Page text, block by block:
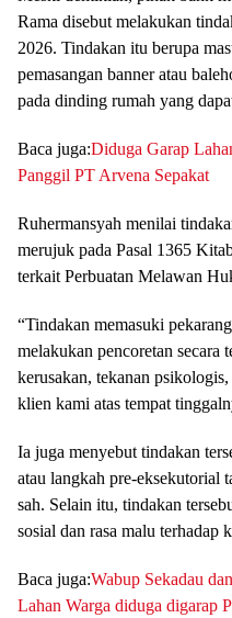
Rama disebut melakukan
2026. Tindakan itu berupa
pemasangan banner atau
pada dinding rumah yang
Baca juga:Diduga Garap
Panggil PT Arvena Sepakat
Ruhermansyah menilai
merujuk pada Pasal 1365
terkait Perbuatan Melawan
“Tindakan memasuki
melakukan pencoretan secara
kerusakan, tekanan
klien kami atas tempat
Ia juga menyebut tindakan
atau langkah pre-eksekutorial
sah. Selain itu, tindakan
sosial dan rasa malu terhadap
Baca juga:Wabup Sekadau
Lahan Warga diduga digarap